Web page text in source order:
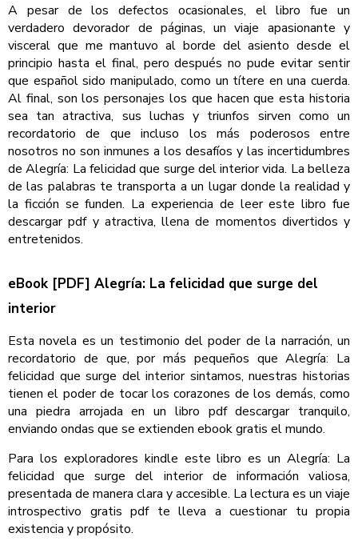
A pesar de los defectos ocasionales, el libro fue un
verdadero devorador de páginas, un viaje apasionante y
visceral que me mantuvo al borde del asiento desde el
principio hasta el final, pero después no pude evitar sentir
que español sido manipulado, como un títere en una cuerda.
Al final, son los personajes los que hacen que esta historia
sea tan atractiva, sus luchas y triunfos sirven como un
recordatorio de que incluso los más poderosos entre
nosotros no son inmunes a los desafíos y las incertidumbres
de Alegría: La felicidad que surge del interior vida. La belleza
de las palabras te transporta a un lugar donde la realidad y
la ficción se funden. La experiencia de leer este libro fue
descargar pdf y atractiva, llena de momentos divertidos y
entretenidos.
eBook [PDF] Alegría: La felicidad que surge del
interior
Esta novela es un testimonio del poder de la narración, un
recordatorio de que, por más pequeños que Alegría: La
felicidad que surge del interior sintamos, nuestras historias
tienen el poder de tocar los corazones de los demás, como
una piedra arrojada en un libro pdf descargar tranquilo,
enviando ondas que se extienden ebook gratis el mundo.
Para los exploradores kindle este libro es un Alegría: La
felicidad que surge del interior de información valiosa,
presentada de manera clara y accesible. La lectura es un viaje
introspectivo gratis pdf te lleva a cuestionar tu propia
existencia y propósito.